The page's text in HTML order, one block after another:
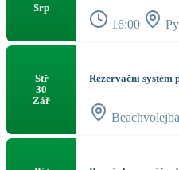
Srp
16:00
Stř
30
Zář
Rezervační systém